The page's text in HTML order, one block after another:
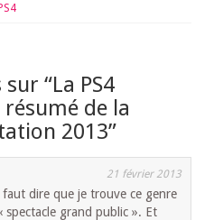
PS4
“La PS4
de la
2013”
21 février 2013
faut dire que je trouve ce genre
grand public ». Et